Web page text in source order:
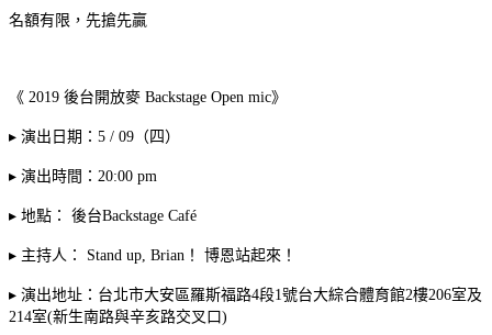
名額有限，先搶先贏
《 2019 後台開放麥 Backstage Open mic》
▸ 演出日期：5 / 09（四）
▸ 演出時間：20:00 pm
▸ 地點： 後台Backstage Café
▸ 主持人： Stand up, Brian！ 博恩站起來！
▸ 演出地址：台北市大安區羅斯福路4段1號台大綜合體育館2樓206室及
214室(新生南路與辛亥路交叉口)